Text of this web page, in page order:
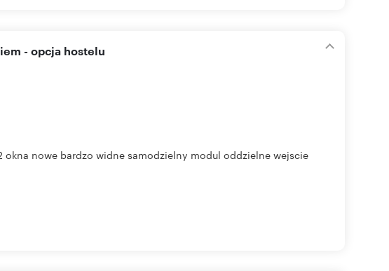
- opcja hostelu
okna nowe bardzo widne samodzielny modul oddzielne wejscie